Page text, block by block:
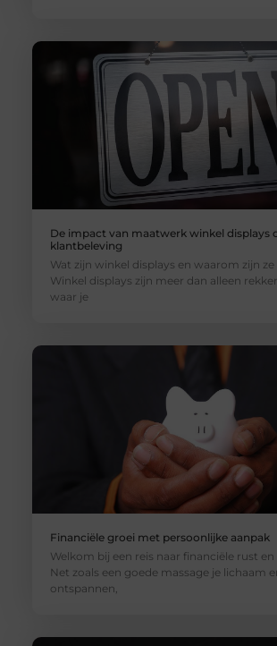
De impact van maatwerk winkel displays
klantbeleving
Wat zijn winkel displays en waarom zijn
Winkel displays zijn meer dan alleen
waar je
Financiële groei met persoonlijke aanpak
Welkom bij een reis naar financiële rust en
Net zoals een goede massage je lichaam
ontspannen,